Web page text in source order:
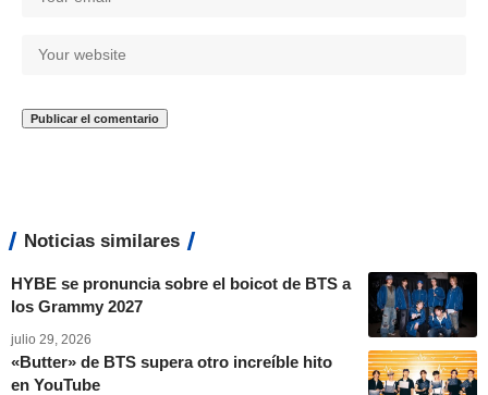
Noticias similares
HYBE se pronuncia sobre el boicot de BTS a
los Grammy 2027
julio 29, 2026
«Butter» de BTS supera otro increíble hito
en YouTube